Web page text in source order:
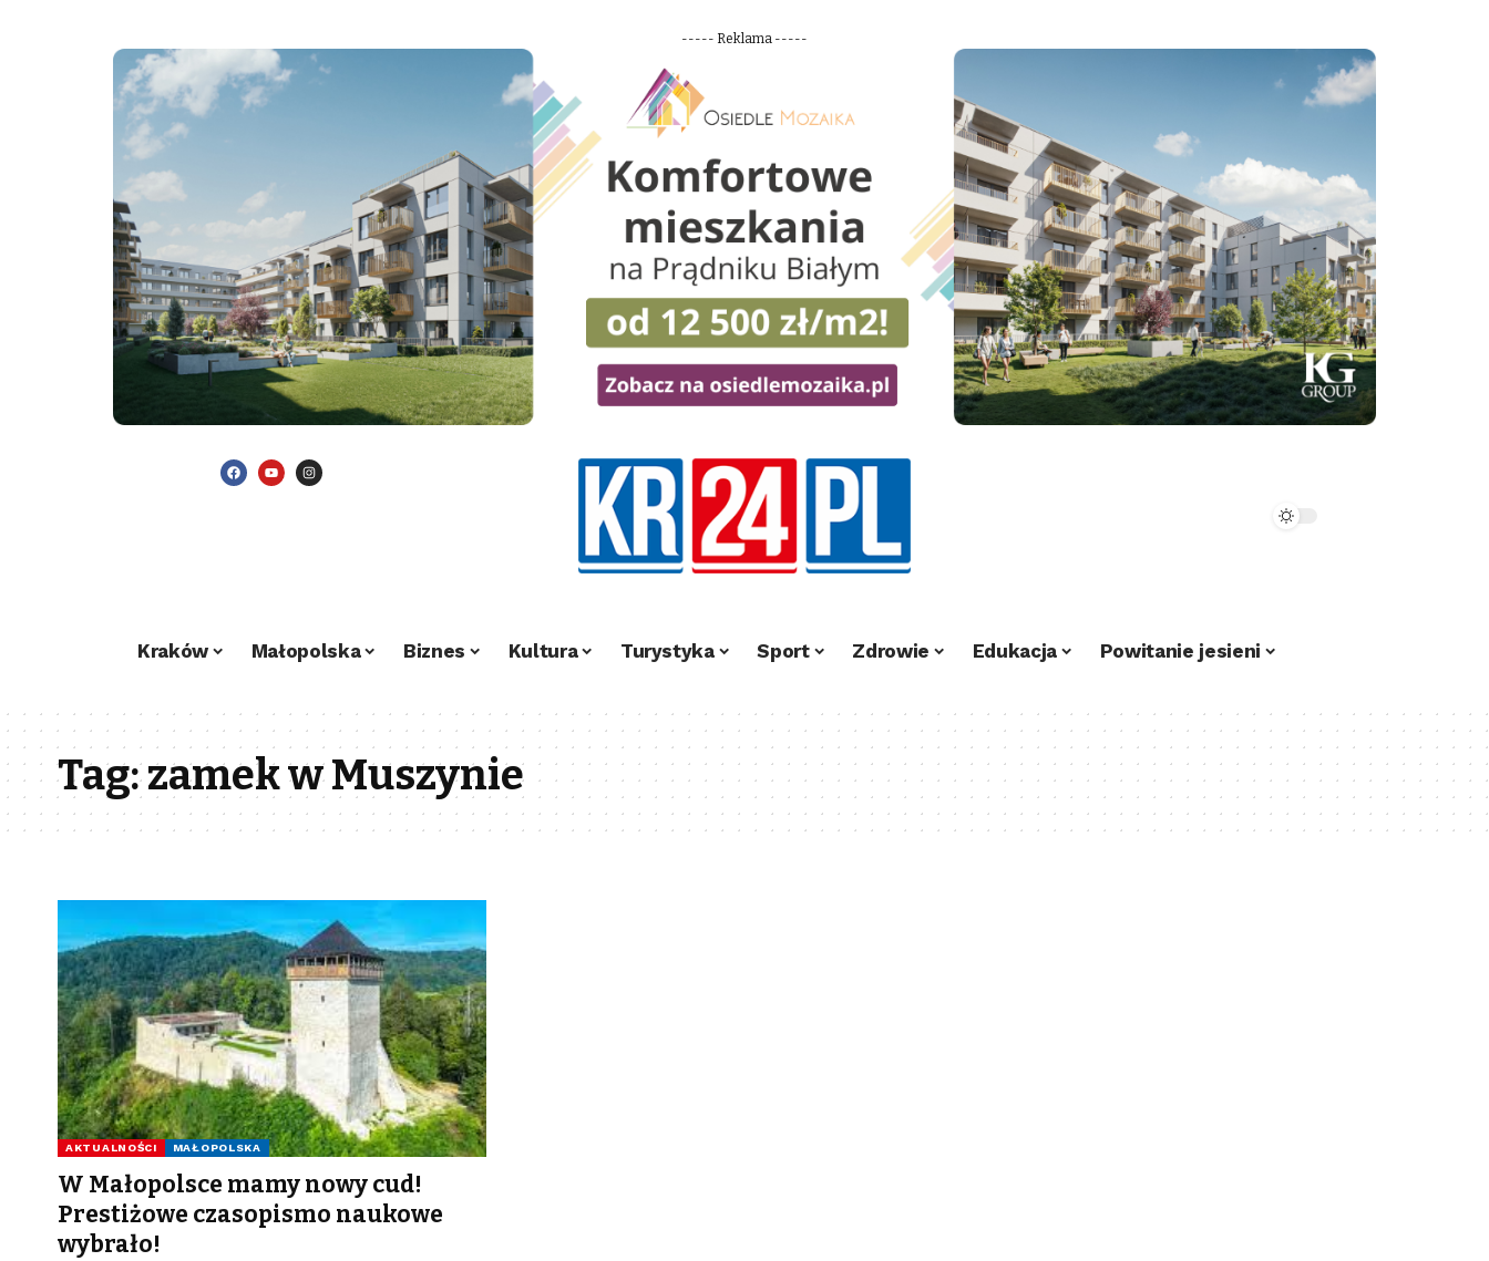
----- Reklama -----
Kraków Małopolska Biznes Kultura Turystyka Sport Zdrowie Edukacja Powitanie jesieni
Tag:zamek w Muszynie
AKTUALNOŚCI MAŁOPOLSKA
W Małopolsce mamy nowy cud!
Prestiżowe czasopismo naukowe
wybrało!